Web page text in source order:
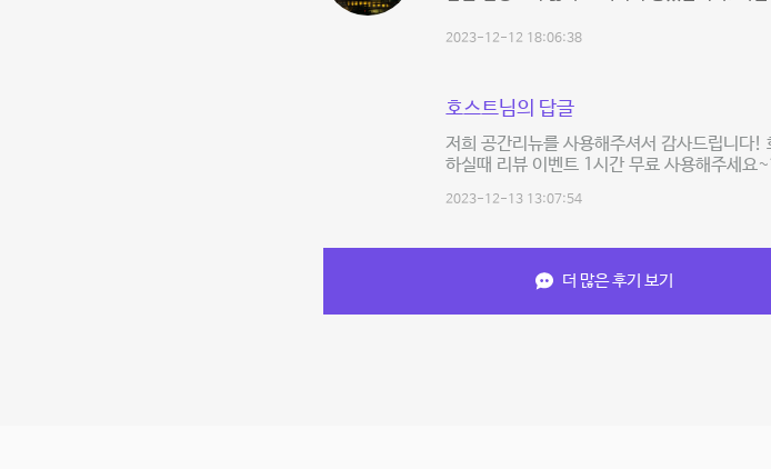
2023-12-12 18:06:38
호스트님의 답글
저희 공간리뉴를 사용해주셔서 감사드립니다
하실때 리뷰 이벤트 1시간 무료 사용해주세요
2023-12-13 13:07:54
더 많은 후기 보기